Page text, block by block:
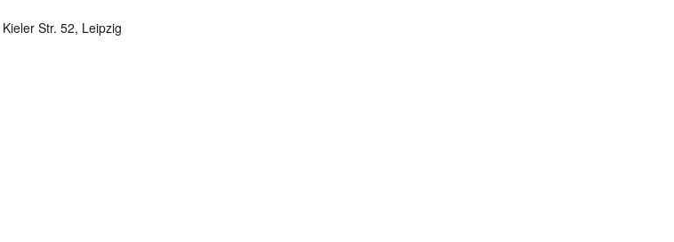
Kieler Str. 52, Leipzig